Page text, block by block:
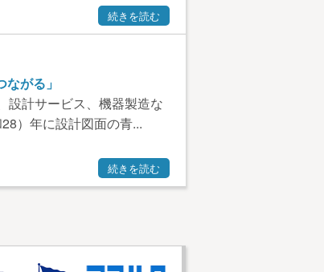
続きを読む
がる」
設計サービス、機器製造な
）年に設計図面の青...
続きを読む